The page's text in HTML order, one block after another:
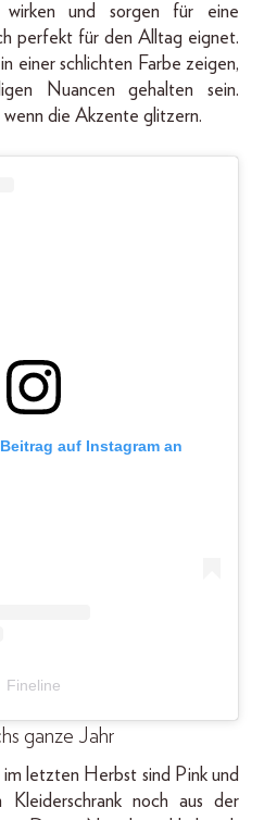
wirken und sorgen für eine
perfekt für den Alltag eignet.
einer schlichten Farbe zeigen,
Nuancen gehalten sein.
wenn die Akzente glitzern.
auf Instagram an
Fineline
ganze Jahr
letzten Herbst sind Pink und
Kleiderschrank noch aus der